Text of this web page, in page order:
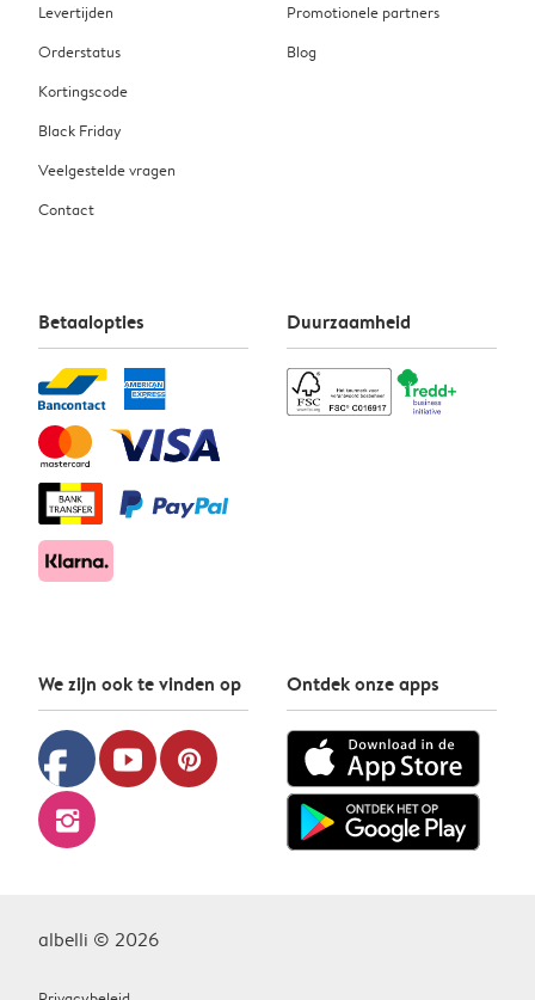
Levertijden
Orderstatus
Kortingscode
Black Friday
Veelgestelde vragen
Contact
Promotionele partners
Blog
Betaalopties Duurzaamheid
We zijn ook te vinden op
facebook youtube pinterest
instagram
Ontdek onze apps
albelli © 2026